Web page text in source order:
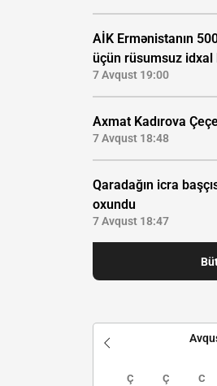
AİK Ermənistanın
üçün rüsumsuz idxal
7 Avqust 19:00
Axmat Kadırova
7 Avqust 18:48
Qaradağın icra
oxundu
7 Avqust 18:47
Ç Ç C